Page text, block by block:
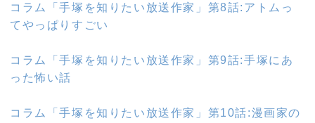
コラム「手塚を知りたい放送作家」第8話:アトムっ
てやっぱりすごい
コラム「手塚を知りたい放送作家」第9話:手塚にあ
った怖い話
コラム「手塚を知りたい放送作家」第10話:漫画家の